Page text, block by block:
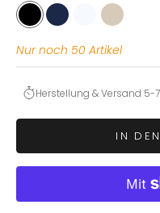
BLACKNAVY WHITESAND
Nur noch 50 Artikel
Herstellung & Versand 5-
IN